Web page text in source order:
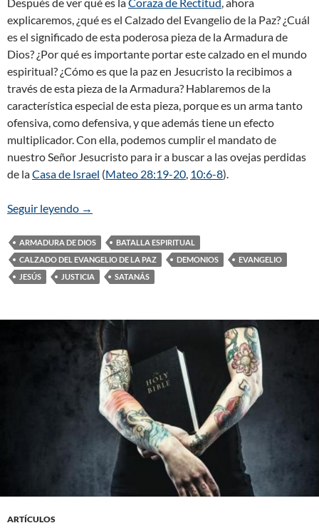
explicaremos, ¿qué es el Calzado del Evangelio de la Paz? ¿Cuál
es el significado de esta poderosa pieza de la Armadura de
Dios? ¿Por qué es importante portar este calzado en el mundo
espiritual? ¿Cómo es que la paz en Jesucristo la recibimos a
través de esta pieza de la Armadura? Hablaremos de la
característica especial de esta pieza, porque es un arma tanto
ofensiva, como defensiva, y que además tiene un efecto
multiplicador. Con ella, podemos cumplir el mandato de
nuestro Señor Jesucristo para ir a buscar a las ovejas perdidas
de laCasa de Israel (Mateo 28:19-20, 10:6-8).
Seguir leyendo La Armadura de Dios: El Calzado del Evangelio
→
ARMADURA DE DIOS
BATALLA ESPIRITUAL
CALZADO DEL EVANGELIO DE LA PAZ
DEMONIOS
EVANGELIO
JESÚS
JUSTICIA SATANÁS
ARTÍCULOS